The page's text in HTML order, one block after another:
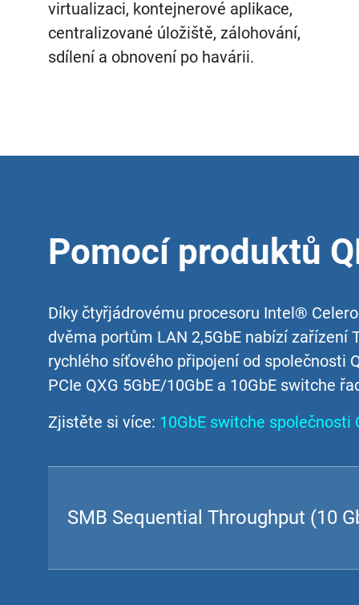
virtualizaci, kontejnerové aplikace,
centralizované úložiště, zálohování,
sdílení a obnovení po havárii.
Pomocí produktů
Díky čtyřjádrovému procesoru Intel®
dvěma portům LAN 2,5GbE nabízí
rychlého síťového připojení od společnosti
PCIe QXG 5GbE/10GbE a 10GbE switche
Zjistěte si více: 10GbE switche společnosti
SMB Sequential Throughput (10